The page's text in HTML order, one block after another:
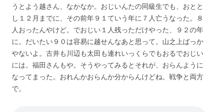
うとよう越さん、なかなか。おじいんたの同級生でも、おとと
し１２月までに、その前年９１ていう年に７人亡うなった。８
人おったんやけど。でおじい１人残っただけやった、９２の年
に。だいたい９０は容易に越せんなあと思って。山之上ばっか
やないよ。古井も川辺も太田も連れいっくらでもおるでおじい
には。福田さんもや。そうやってみるとそれが、おらんように
なってまった。おれんかおらんか分からんけどね。戦争と両方
で。